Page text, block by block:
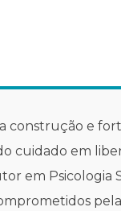
construção e
cuidado em
em